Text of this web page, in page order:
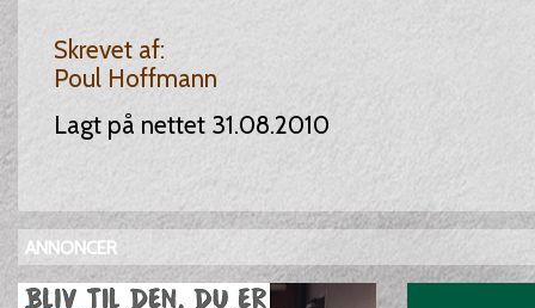
Skrevet af:
Poul Hoffmann
Lagt på nettet 31.08.2010
ANNONCER